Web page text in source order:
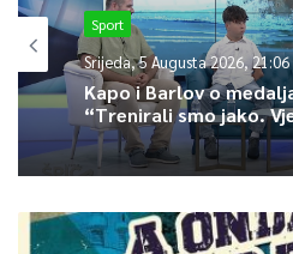
zajednicama: podrška, empatija,
kreativnost i posvećenost radu.
dokaz da će Bosna i Hercegovina i
izazove”, istakla je ministrica
Article
Sport
Srijeda, 5 Augusta 2026, 21:06
Kapo i Barlov o
“Trenirali smo jako.